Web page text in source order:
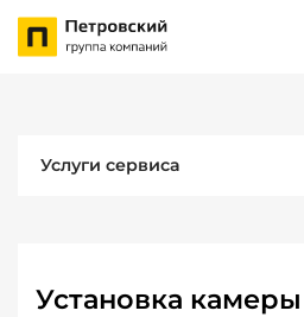
Услуги сервиса
Установка